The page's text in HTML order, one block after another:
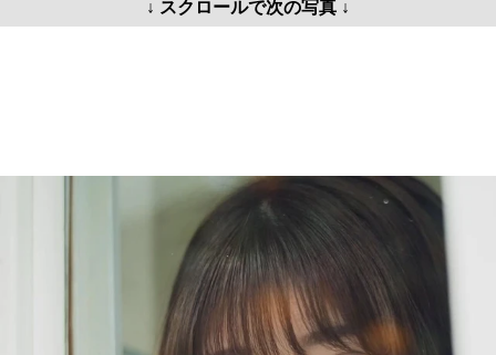
↓ スクロールで次の写真 ↓